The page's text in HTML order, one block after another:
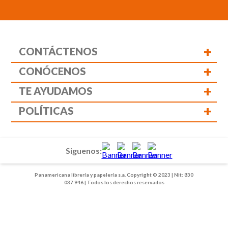
CONTÁCTENOS +
CONÓCENOS +
TE AYUDAMOS +
POLÍTICAS +
Panamericana librería y papelería s.a. Copyright © 2023 | Nit: 830
037 946 | Todos los derechos reservados
Siguenos: